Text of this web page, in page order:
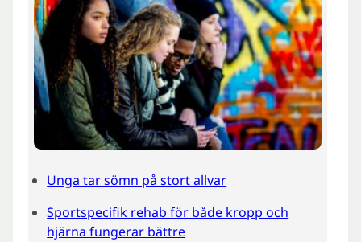
Unga tar sömn på stort allvar
Sportspecifik rehab för både kropp och
hjärna fungerar bättre